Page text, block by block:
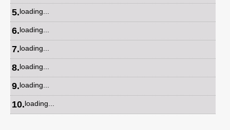
5.loading...
6.loading...
7.loading...
8.loading...
9.loading...
10.loading...